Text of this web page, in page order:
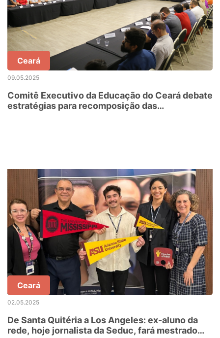
Ceará
09.05.2025
Comitê Executivo da Educação do Ceará debate
estratégias para recomposição das
Ceará
02.05.2025
De Santa Quitéria a Los Angeles: ex-aluno da
rede, hoje jornalista da Seduc, fará mestrado